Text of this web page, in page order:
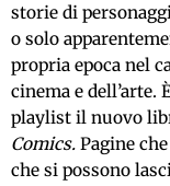
storie di
o solo
propria epoca nel
cinema e dell’arte.
playlist il nuovo
Comics. Pagine
che si possono